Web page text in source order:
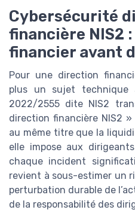
Cybersécurité
financière NIS2
financier avant
Pour une direction
plus un sujet technique
2022/2555 dite NIS2
direction financière NIS2
au même titre que la
elle impose aux
chaque incident
revient à sous-estimer un
perturbation durable de
de la responsabilité des